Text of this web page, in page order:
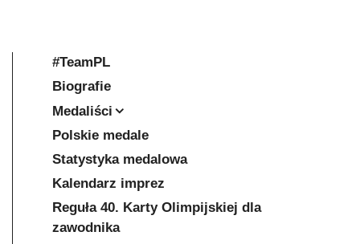
#TeamPL
Biografie
Medaliści
Polskie medale
Statystyka medalowa
Kalendarz imprez
Reguła 40. Karty Olimpijskiej dla
zawodnika